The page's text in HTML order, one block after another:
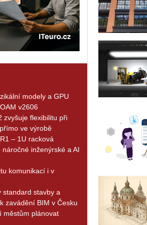
modely a GPU
v2606
zvyšuje flexibilitu při
ve výrobě
– 1U racková
inženýrské a AI
komunikací i v
standard stavby a
zavádění BIM v Česku
městům plánovat